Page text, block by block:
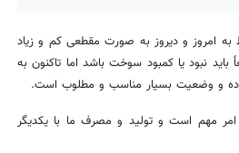
امروز و دیروز به صورت مقطعی کم و زیاد
نبود یا کمبود سوخت باشد اما تاکنون به
و وضعیت بسیار مناسب و مطلوب است.
مهم است و تولید و مصرف ما با یکدیگر